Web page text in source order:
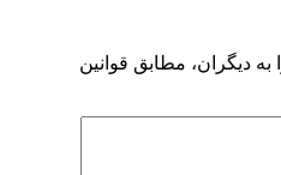
به ديگران، مطابق قوانين